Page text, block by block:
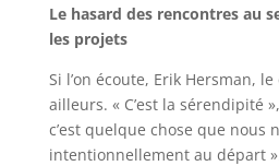
Le hasard des rencontres au
les projets
Si l’on écoute, Erik Hersman,
ailleurs. « C’est la sérendipité
c’est quelque chose que nous
intentionnellement au départ